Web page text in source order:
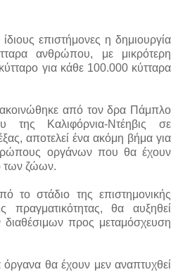
επιστήμονες η δημιουργία
ανθρώπου, με μικρότερη
για κάθε 100.000 κύτταρα
από τον δρα Πάμπλο
της Καλιφόρνια-Ντέηβις σε
αποτελεί ένα ακόμη βήμα για
οργάνων που θα έχουν
των ζώων.
το στάδιο της επιστημονικής
πραγματικότητας, θα αυξηθεί
προς μεταμόσχευση
θα έχουν μεν αναπτυχθεί